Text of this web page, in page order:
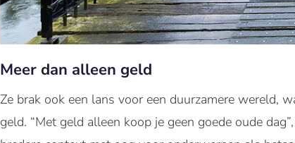
Meer dan alleen geld
Ze brak ook een lans voor een duurzamere wereld,
geld. “Met geld alleen koop je geen goede oude